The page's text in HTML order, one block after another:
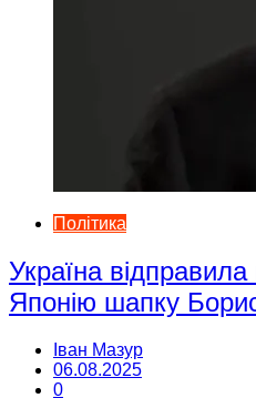
Політика
Україна
Японію шапку
Іван Мазур
06.08.2025
0